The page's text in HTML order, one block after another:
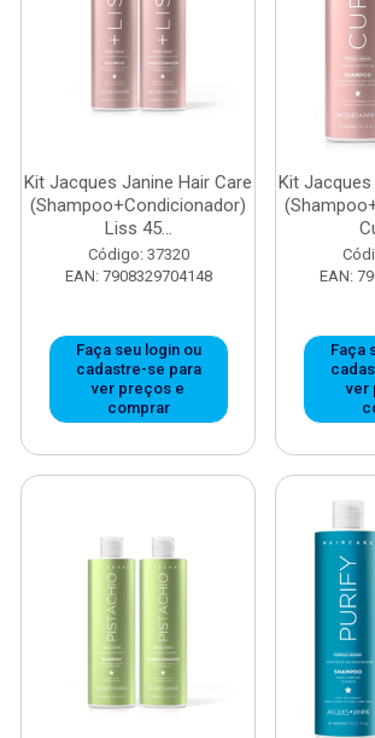
Kit Jacques Janine Hair Care
(Shampoo+Condicionador)
Liss 45...
Código: 37320
EAN: 7908329704148
Faça seu login ou
cadastre-se para
ver preços e
comprar
Kit Jacques
EAN:
Faça
ver